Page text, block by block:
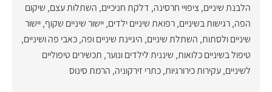
הלבנת שיניים, ציפויי חרסינה, דלקת חניכיים, השתלות עצם, שיקום
הפה,רגישות בשיניים,רפואת שיניים ילדים,יישור שיניים שקוף,יישור
שיניים ולסתות, השתלת שיניים, היגיינת שיניים ופה,כאבי פה ושיניים,
טיפול בשיניים כלואות, שיננית לילדים ונוער, תכשירים טיפוליים
לשיניים,עקירות כירורגיות,כתרי זירקוניה, הרמת סינוס